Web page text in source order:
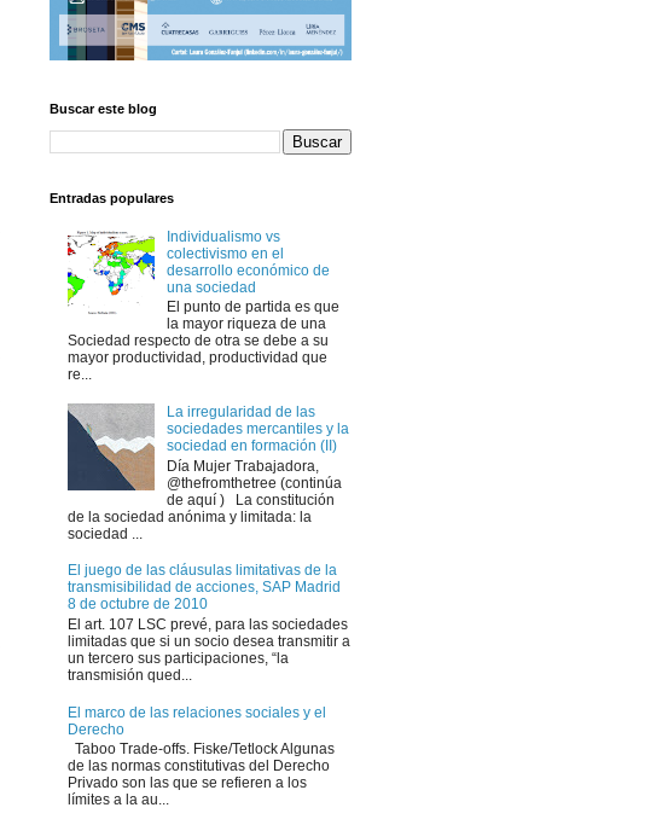
Buscar este blog
Entradas populares
Individualismo vs
colectivismo en el
desarrollo económico de
una sociedad
El punto de partida es que
la mayor riqueza de una
Sociedad respecto de otra se debe a su
mayor productividad, productividad que
re...
La irregularidad de las
sociedades mercantiles y la
sociedad en formación (II)
Día Mujer Trabajadora,
@thefromthetree (continúa
de aquí ) La constitución
de la sociedad anónima y limitada: la
sociedad ...
El juego de las cláusulas limitativas de la
transmisibilidad de acciones, SAP Madrid
8 de octubre de 2010
El art. 107 LSC prevé, para las sociedades
limitadas que si un socio desea transmitir a
un tercero sus participaciones, “la
transmisión qued...
El marco de las relaciones sociales y el
Derecho
Taboo Trade-offs. Fiske/Tetlock Algunas
de las normas constitutivas del Derecho
Privado son las que se refieren a los
límites a la au...